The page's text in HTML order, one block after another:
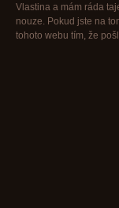
Vlastina a mám ráda
nouze. Pokud jste na
tohoto webu tím, že